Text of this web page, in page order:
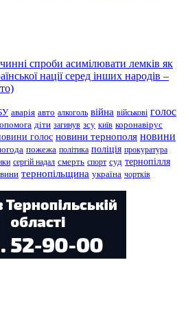
спроби асимілювати лемків як
нації серед інших народів –
аварія авто алкоголь війна військові голос
діти загинув зсу київ коронавірус
голос новини тернополя новини
пожежа політика поліція прокуратура
сергій надал смерть спорт суд тернопілля
тернопільщина україна чортків